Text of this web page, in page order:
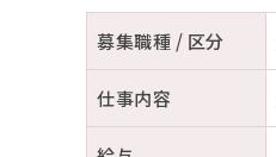
募集職種 / 区分
仕事内容